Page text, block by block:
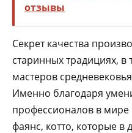
отзывы
Секрет качества
старинных традициях,
мастеров
Именно благодаря
профессионалов в
фаянс, котто, которые в